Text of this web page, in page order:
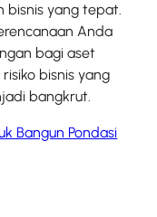
bisnis yang tepat.
Anda
bagi aset
bisnis yang
bangkrut.
Bangun Pondasi